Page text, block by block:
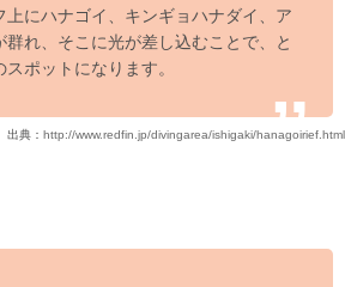
上にハナゴイ、キンギョハナダイ、ア
群れ、そこに光が差し込むことで、と
ポットになります。
出典： http://www.redfin.jp/divingarea/ishigaki/hanagoirief.html